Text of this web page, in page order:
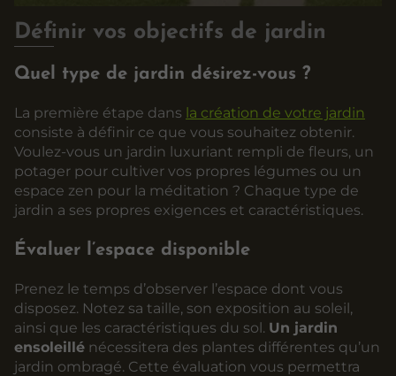
Définir vos objectifs de jardin
Quel type de jardin désirez-vous ?
La première étape dans la création de votre jardin
consiste à définir ce que vous souhaitez obtenir.
Voulez-vous un jardin luxuriant rempli de fleurs, un
potager pour cultiver vos propres légumes ou un
espace zen pour la méditation ? Chaque type de
jardin a ses propres exigences et caractéristiques.
Évaluer l’espace disponible
Prenez le temps d’observer l’espace dont vous
disposez. Notez sa taille, son exposition au soleil,
ainsi que les caractéristiques du sol. Un jardin
ensoleillé nécessitera des plantes différentes qu’un
jardin ombragé. Cette évaluation vous permettra